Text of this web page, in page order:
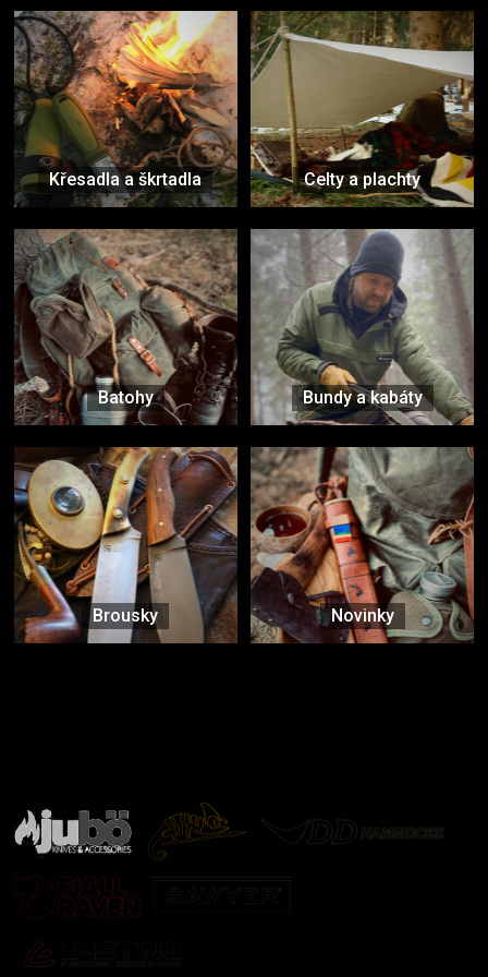
Křesadla a škrtadla Celty a plachty
Batohy Bundy a kabáty
Brousky Novinky